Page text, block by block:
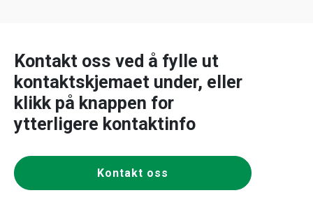
Kontakt oss ved å fylle ut
kontaktskjemaet under, eller
klikk på knappen for
ytterligere kontaktinfo
Kontakt oss